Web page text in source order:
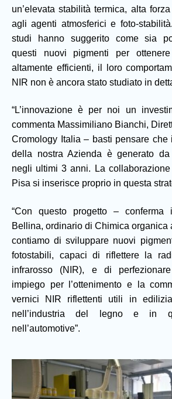
un’elevata stabilità termica, alta
agli agenti atmosferici e foto-
studi hanno suggerito come sia
questi nuovi pigmenti per
altamente efficienti, il loro
NIR non è ancora stato studiato in
“L’innovazione è per noi un
commenta Massimiliano Bianchi,
Cromology Italia – basti pensare che
della nostra Azienda è generato da
negli ultimi 3 anni. La collaborazione
Pisa si inserisce proprio in questa
“Con questo progetto – conferma
Bellina, ordinario di Chimica organica
contiamo di sviluppare nuovi
fotostabili, capaci di riflettere la
infrarosso (NIR), e di
impiego per l’ottenimento e la
vernici NIR riflettenti utili in
nell’industria del legno e in
nell’automotive”.